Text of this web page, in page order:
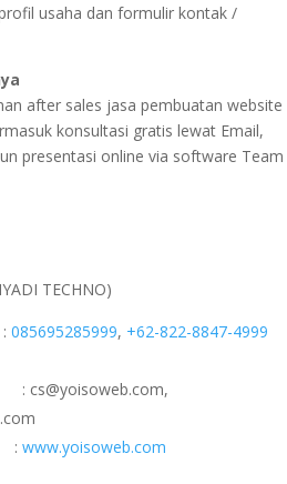
usaha dan formulir kontak /
after sales jasa pembuatan website
konsultasi gratis lewat Email,
presentasi online via software Team
TECHNO)
085695285999, +62-822-8847-4999
www.yoisoweb.com